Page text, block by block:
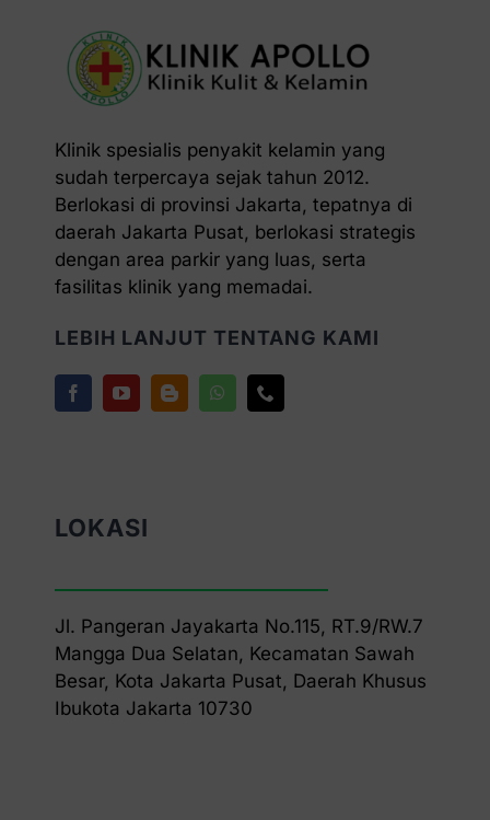
Klinik spesialis penyakit kelamin yang
sudah terpercaya sejak tahun 2012.
Berlokasi di provinsi Jakarta, tepatnya di
daerah Jakarta Pusat, berlokasi strategis
dengan area parkir yang luas, serta
fasilitas klinik yang memadai.
LEBIH LANJUT TENTANG KAMI
LOKASI
Jl. Pangeran Jayakarta No.115, RT.9/RW.7
Mangga Dua Selatan, Kecamatan Sawah
Besar, Kota Jakarta Pusat, Daerah Khusus
Ibukota Jakarta 10730